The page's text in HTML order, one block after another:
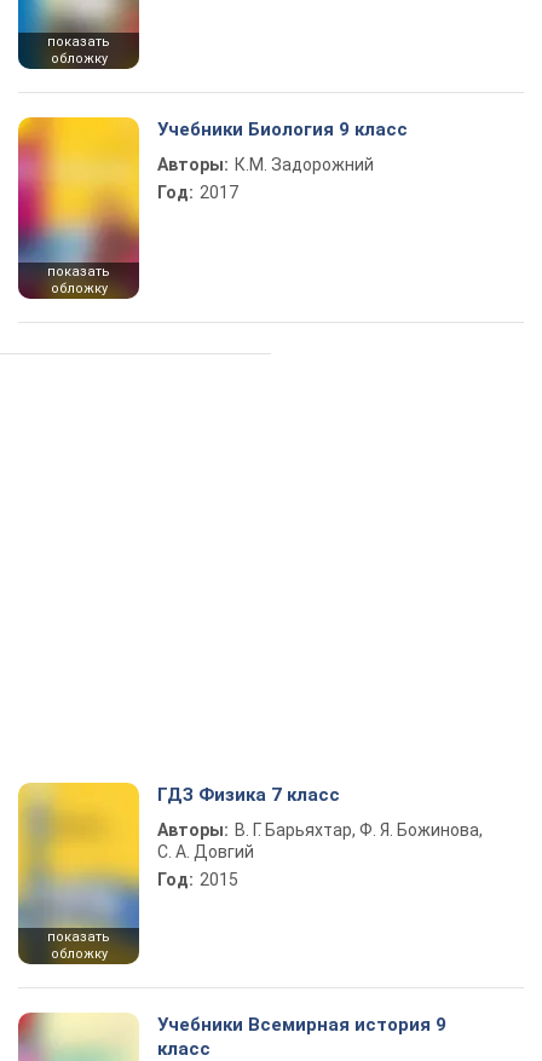
показать
обложку
показать
обложку
Учебники Биология 9 класс
Авторы: К.М. Задорожний
Год: 2017
показать
обложку
ГДЗ Физика 7 класс
Авторы: В. Г. Барьяхтар, Ф. Я. Божинова,
С. А. Довгий
Год: 2015
Учебники Всемирная история 9
класс